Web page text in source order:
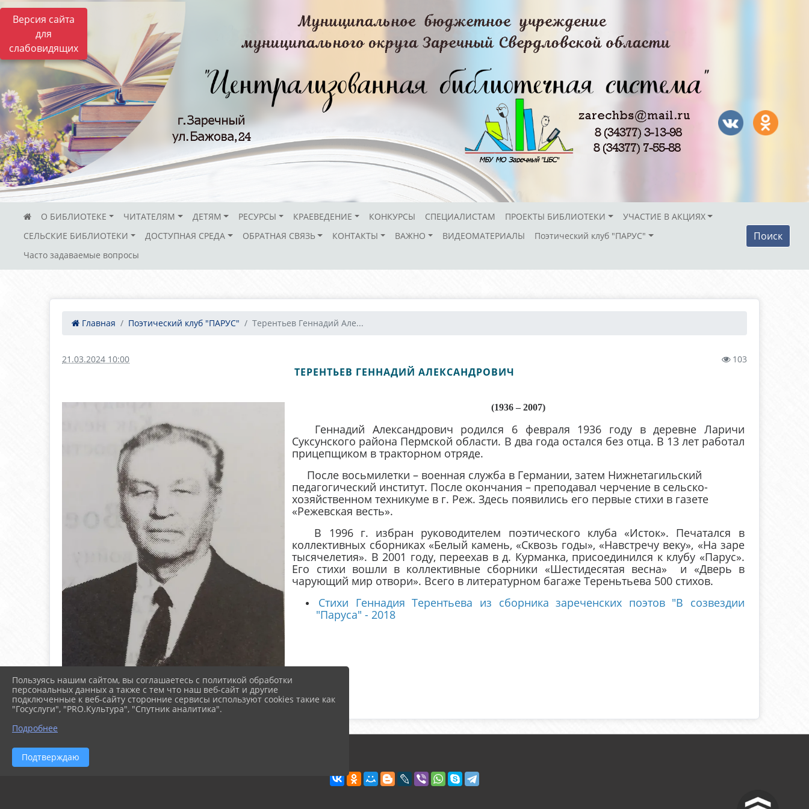
Версия сайта
для
слабовидящих
О БИБЛИОТЕКЕ ЧИТАТЕЛЯМ ДЕТЯМ РЕСУРСЫ КРАЕВЕДЕНИЕ КОНКУРСЫ СПЕЦИАЛИСТАМ ПРОЕКТЫ БИБЛИОТЕКИ
УЧАСТИЕ В АКЦИЯХ
СЕЛЬСКИЕ БИБЛИОТЕКИ
ДОСТУПНАЯ СРЕДА ОБРАТНАЯ СВЯЗЬ КОНТАКТЫ ВАЖНО ВИДЕОМАТЕРИАЛЫ
Поэтический клуб "ПАРУС"
Часто задаваемые вопросы
Поиск
Главная Поэтический клуб "ПАРУС" Терентьев Геннадий Але...
21.03.2024 10:00 103
ТЕРЕНТЬЕВ ГЕННАДИЙ АЛЕКСАНДРОВИЧ
(1936 – 2007)
Геннадий Александрович родился 6 февраля 1936 году в деревне Ларичи
Суксунского района Пермской области. В два года остался без отца. В 13 лет работал
прицепщиком в тракторном отряде.
После восьмилетки – военная служба в Германии, затем Нижнетагильский
педагогический институт. После окончания – преподавал черчение в сельско-
хозяйственном техникуме в г. Реж. Здесь появились его первые стихи в газете
«Режевская весть».
В 1996 г. избран руководителем поэтического клуба «Исток». Печатался в
коллективных сборниках «Белый камень, «Сквозь годы», «Навстречу веку», «На заре
тысячелетия». В 2001 году, переехав в д. Курманка, присоединился к клубу «Парус».
Его стихи вошли в коллективные сборники «Шестидесятая весна» и «Дверь в
чарующий мир отвори». Всего в литературном багаже Тереньтьева 500 стихов.
Стихи Геннадия Терентьева из сборника зареченских поэтов "В созвездии
"Паруса" - 2018
^
Пользуясь нашим сайтом, вы соглашаетесь с политикой обработки
персональных данных а также с тем что наш веб-сайт и другие
подключенные к веб-сайту сторонние сервисы используют cookies такие как
"Госуслуги", "PRO.Культура", "Спутник аналитика".
Подробнее
Подтверждаю